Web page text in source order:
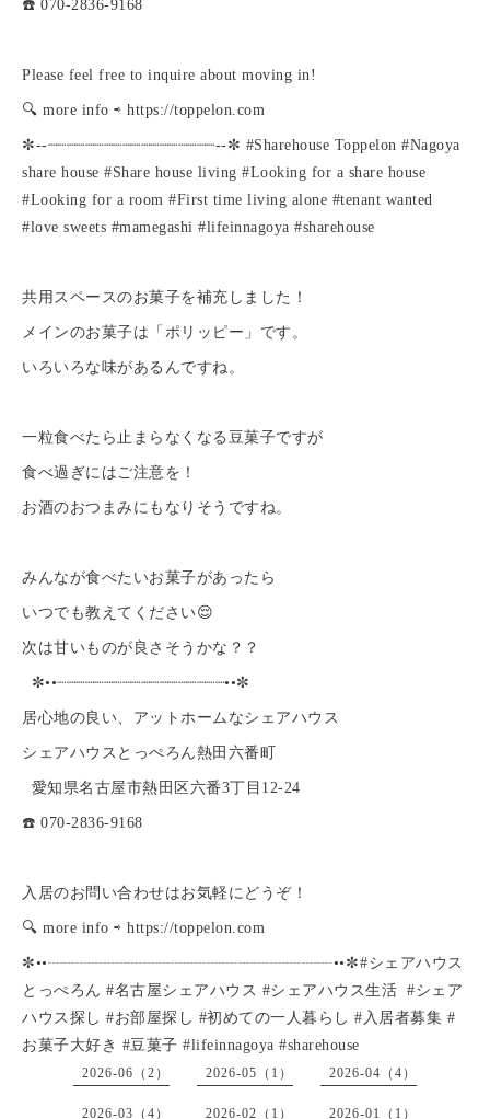
☎️ 070-2836-9168
Please feel free to inquire about moving in!
🔍 more info ⇨ https://toppelon.com
✼--┈┈┈┈┈┈┈┈┈┈┈┈┈┈┈┈┈┈--✼ #Sharehouse Toppelon #Nagoya
share house #Share house living #Looking for a share house
#Looking for a room #First time living alone #tenant wanted
#love sweets #mamegashi #lifeinnagoya #sharehouse
共用スペースのお菓子を補充しました！
メインのお菓子は「ポリッピー」です。
いろいろな味があるんですね。
一粒食べたら止まらなくなる豆菓子ですが
食べ過ぎにはご注意を！
お酒のおつまみにもなりそうですね。
みんなが食べたいお菓子があったら
いつでも教えてください😌
次は甘いものが良さそうかな？？
✼••┈┈┈┈┈┈┈┈┈┈┈┈┈┈┈┈┈┈••✼
居心地の良い、アットホームなシェアハウス
シェアハウスとっぺろん熱田六番町
愛知県名古屋市熱田区六番3丁目12-24
☎️ 070-2836-9168
入居のお問い合わせはお気軽にどうぞ！
🔍 more info ⇨ https://toppelon.com
✼••┈┈┈┈┈┈┈┈┈┈┈┈┈┈┈┈┈┈••✼ #シェアハウス
とっぺろん #名古屋シェアハウス #シェアハウス生活 #シェア
ハウス探し #お部屋探し #初めての一人暮らし #入居者募集 #
お菓子大好き #豆菓子 #lifeinnagoya #sharehouse
2026-06（2） 2026-05（1） 2026-04（4）
2026-03（4） 2026-02（1） 2026-01（1）